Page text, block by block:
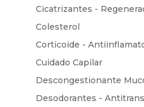
Cicatrizantes -
Colesterol
Corticoide -
Cuidado Capilar
Descongestionante
Desodorantes -